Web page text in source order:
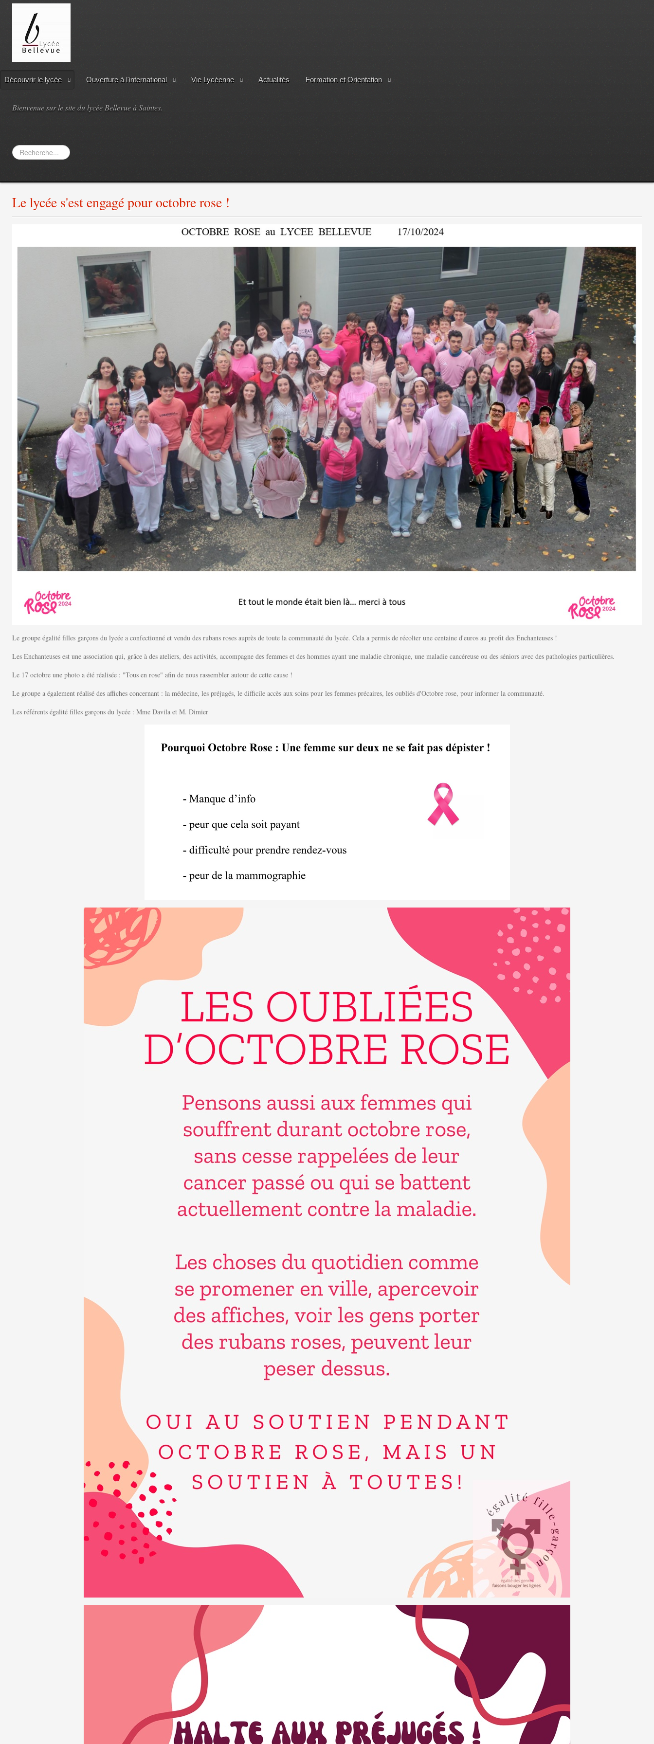
Découvrir le lycée Ouverture à l'international Vie Lycéenne Actualités Formation et Orientation
Bienvenue sur le site du lycée Bellevue à Saintes.
Rechercher
Le lycée s'est engagé pour octobre rose ! ​
Le groupe égalité filles garçons du lycée a confectionné et vendu des rubans roses auprès de toute la communauté du lycée. Cela a permis de récolter une centaine d'euros au profit des Enchanteuses !
Les Enchanteuses est une association qui, grâce à des ateliers, des activités, accompagne des femmes et des hommes ayant une maladie chronique, une maladie cancéreuse ou des séniors avec des pathologies particulières.
​Le 17 octobre une photo a été réalisée : "Tous en rose" afin de nous rassembler autour de cette cause !
Le groupe a également réalisé des affiches concernant : la médecine, les préjugés, le difficile accès aux soins pour les femmes précaires, les oubliés d'Octobre rose, pour informer la communauté.
Les référents égalité filles garçons du lycée : Mme Davila et M. Dimier